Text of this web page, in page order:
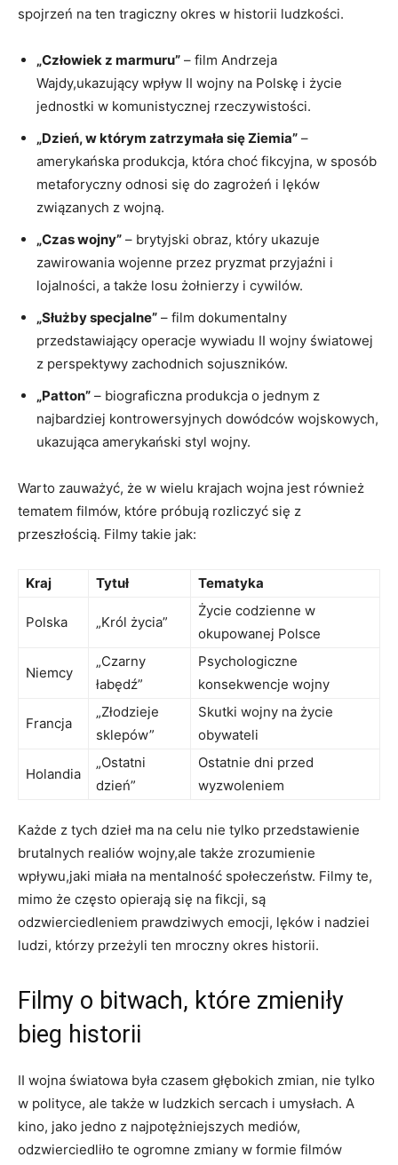
spojrzeń na ten tragiczny okres w historii ludzkości.
„Człowiek z marmuru” – film Andrzeja
Wajdy,ukazujący wpływ II wojny na Polskę i życie
jednostki w komunistycznej rzeczywistości.
„Dzień, w którym zatrzymała się Ziemia” –
amerykańska produkcja, która choć fikcyjna, w sposób
metaforyczny odnosi się do zagrożeń i lęków
związanych z wojną.
„Czas wojny” – brytyjski obraz, który ukazuje
zawirowania wojenne przez pryzmat przyjaźni i
lojalności, a także losu żołnierzy i cywilów.
„Służby specjalne” – film dokumentalny
przedstawiający operacje wywiadu II wojny światowej
z perspektywy zachodnich sojuszników.
„Patton” – biograficzna produkcja o jednym z
najbardziej kontrowersyjnych dowódców wojskowych,
ukazująca amerykański styl wojny.
Warto zauważyć, że w wielu krajach wojna jest również
tematem filmów, które próbują rozliczyć się z
przeszłością. Filmy takie jak:
Kraj Tytuł Tematyka
Polska „Król życia”
Życie codzienne w
okupowanej Polsce
Niemcy
„Czarny
łabędź”
Psychologiczne
konsekwencje wojny
Francja
„Złodzieje
sklepów”
Skutki wojny na życie
obywateli
Holandia
„Ostatni
dzień”
Ostatnie dni przed
wyzwoleniem
Każde z tych dzieł ma na celu nie tylko przedstawienie
brutalnych realiów wojny,ale także zrozumienie
wpływu,jaki miała na mentalność społeczeństw. Filmy te,
mimo że często opierają się na fikcji, są
odzwierciedleniem prawdziwych emocji, lęków i nadziei
ludzi, którzy przeżyli ten mroczny okres historii.
Filmy o bitwach, które zmieniły
bieg historii
II wojna światowa była czasem głębokich zmian, nie tylko
w polityce, ale także w ludzkich sercach i umysłach. A
kino, jako jedno z najpotężniejszych mediów,
odzwierciedliło te ogromne zmiany w formie filmów